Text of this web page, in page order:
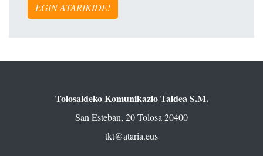
EGIN ATARIKIDE!
Tolosaldeko Komunikazio Taldea S.M.
San Esteban, 20 Tolosa 20400
tkt@ataria.eus